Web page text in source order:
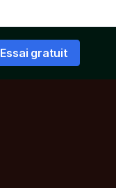
Essai gratuit